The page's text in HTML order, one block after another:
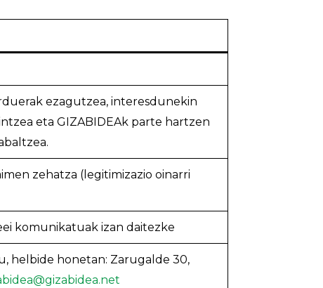
ezagutzea, interesdunekin
eta GIZABIDEAk parte hartzen
zehatza (legitimizazio oinarri
komunikatuak izan daitezke
helbide honetan: Zarugalde 30,